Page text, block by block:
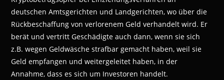
deutschen Amtsgerichten und Landgerichten, wo über die
Rückbeschaffung von verlorenem Geld verhandelt wird. Er
berät und vertritt Geschädigte auch dann, wenn sie sich
z.B. wegen Geldwäsche strafbar gemacht haben, weil sie
Geld empfangen und weitergeleitet haben, in der
Annahme, dass es sich um Investoren handelt.